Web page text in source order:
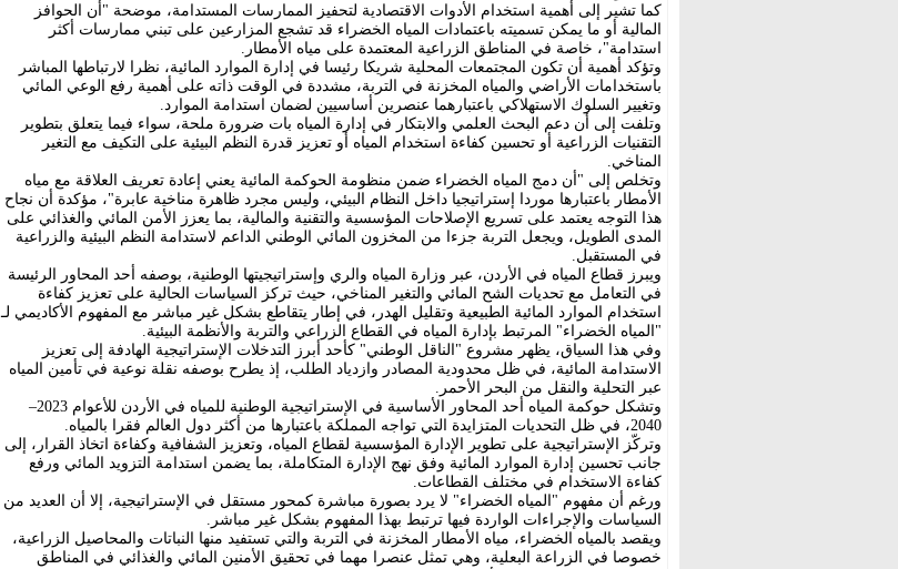
كما تشير إلى أهمية استخدام الأدوات الاقتصادية لتحفيز الممارسات المستدامة، موضحة "أن الحوافز
المالية أو ما يمكن تسميته باعتمادات المياه الخضراء قد تشجع المزارعين على تبني ممارسات أكثر
استدامة"، خاصة في المناطق الزراعية المعتمدة على مياه الأمطار.
وتؤكد أهمية أن تكون المجتمعات المحلية شريكا رئيسا في إدارة الموارد المائية، نظرا لارتباطها المباشر
باستخدامات الأراضي والمياه المخزنة في التربة، مشددة في الوقت ذاته على أهمية رفع الوعي المائي
وتغيير السلوك الاستهلاكي باعتبارهما عنصرين أساسيين لضمان استدامة الموارد.
وتلفت إلى أن دعم البحث العلمي والابتكار في إدارة المياه بات ضرورة ملحة، سواء فيما يتعلق بتطوير
التقنيات الزراعية أو تحسين كفاءة استخدام المياه أو تعزيز قدرة النظم البيئية على التكيف مع التغير
المناخي.
وتخلص إلى "أن دمج المياه الخضراء ضمن منظومة الحوكمة المائية يعني إعادة تعريف العلاقة مع مياه
الأمطار باعتبارها موردا إستراتيجيا داخل النظام البيئي، وليس مجرد ظاهرة مناخية عابرة"، مؤكدة أن نجاح
هذا التوجه يعتمد على تسريع الإصلاحات المؤسسية والتقنية والمالية، بما يعزز الأمن المائي والغذائي على
المدى الطويل، ويجعل التربة جزءا من المخزون المائي الوطني الداعم لاستدامة النظم البيئية والزراعية
في المستقبل.
ويبرز قطاع المياه في الأردن، عبر وزارة المياه والري وإستراتيجيتها الوطنية، بوصفه أحد المحاور الرئيسة
في التعامل مع تحديات الشح المائي والتغير المناخي، حيث تركز السياسات الحالية على تعزيز كفاءة
استخدام الموارد المائية الطبيعية وتقليل الهدر، في إطار يتقاطع بشكل غير مباشر مع المفهوم الأكاديمي لـ
"المياه الخضراء" المرتبط بإدارة المياه في القطاع الزراعي والتربة والأنظمة البيئية.
وفي هذا السياق، يظهر مشروع "الناقل الوطني" كأحد أبرز التدخلات الإستراتيجية الهادفة إلى تعزيز
الاستدامة المائية، في ظل محدودية المصادر وازدياد الطلب، إذ يطرح بوصفه نقلة نوعية في تأمين المياه
عبر التحلية والنقل من البحر الأحمر.
وتشكل حوكمة المياه أحد المحاور الأساسية في الإستراتيجية الوطنية للمياه في الأردن للأعوام 2023–
2040، في ظل التحديات المتزايدة التي تواجه المملكة باعتبارها من أكثر دول العالم فقرا بالمياه.
وتركّز الإستراتيجية على تطوير الإدارة المؤسسية لقطاع المياه، وتعزيز الشفافية وكفاءة اتخاذ القرار، إلى
جانب تحسين إدارة الموارد المائية وفق نهج الإدارة المتكاملة، بما يضمن استدامة التزويد المائي ورفع
كفاءة الاستخدام في مختلف القطاعات.
ورغم أن مفهوم "المياه الخضراء" لا يرد بصورة مباشرة كمحور مستقل في الإستراتيجية، إلا أن العديد من
السياسات والإجراءات الواردة فيها ترتبط بهذا المفهوم بشكل غير مباشر.
ويقصد بالمياه الخضراء، مياه الأمطار المخزنة في التربة والتي تستفيد منها النباتات والمحاصيل الزراعية،
خصوصا في الزراعة البعلية، وهي تمثل عنصرا مهما في تحقيق الأمنين المائي والغذائي في المناطق